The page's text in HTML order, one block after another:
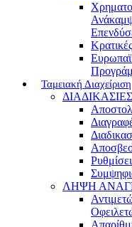
Ταμειακή Διαχείριση
ΛΗΨΗ